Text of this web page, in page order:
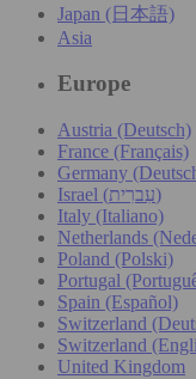
Japan (日本語)
Asia
Europe
Austria (Deutsch)
France (Français)
Germany
Israel (עִברִית)
Italy (Italiano)
Netherlands
Poland (Polski)
Portugal
Spain (Español)
Switzerland
Switzerland
United Kingdom